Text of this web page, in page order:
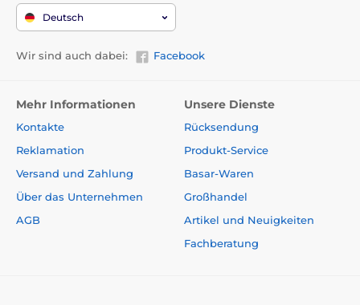
Deutsch
Wir sind auch dabei: Facebook
Mehr Informationen
Kontakte
Reklamation
Versand und Zahlung
Über das Unternehmen
AGB
Unsere Dienste
Rücksendung
Produkt-Service
Basar-Waren
Großhandel
Artikel und Neuigkeiten
Fachberatung